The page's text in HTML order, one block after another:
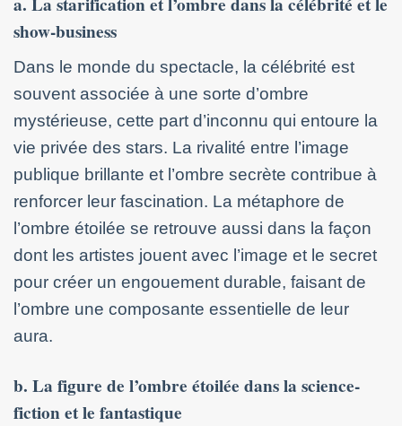
show-business
Dans le monde du spectacle, la célébrité est
souvent associée à une sorte d’ombre
mystérieuse, cette part d’inconnu qui entoure la
vie privée des stars. La rivalité entre l’image
publique brillante et l’ombre secrète contribue à
renforcer leur fascination. La métaphore de
l’ombre étoilée se retrouve aussi dans la façon
dont les artistes jouent avec l’image et le secret
pour créer un engouement durable, faisant de
l’ombre une composante essentielle de leur
aura.
b. La figure de l’ombre étoilée dans la science-
fiction et le fantastique